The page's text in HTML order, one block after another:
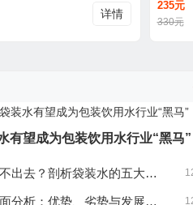
详情
235元
330元
有望成为包装饮用水行业“黑马”
去？剖析袋装水的五大弊端
析：优势、劣势与发展机遇